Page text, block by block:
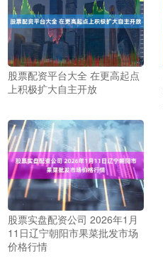
股票配资平台大全 在更高起点
上积极扩大自主开放
股票实盘配资公司 2026年1月
11日辽宁朝阳市果菜批发市场
价格行情